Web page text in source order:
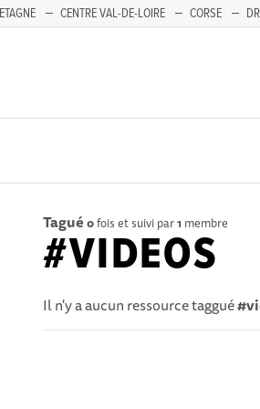
CENTRE VAL-DE-LOIRE CORSE
Tagué 0fois et suivi par1 membre
#VIDEOS
Il n'y a aucun ressource taggué